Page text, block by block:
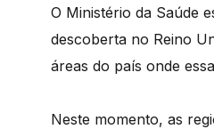
O Ministério da Saúde
descoberta no Reino
áreas do país onde
Neste momento, as